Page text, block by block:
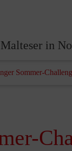
Malteser in
Sommer-